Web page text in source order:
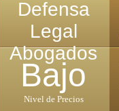
Defensa
Legal
Abogados
Bajo
Nivel de Precios